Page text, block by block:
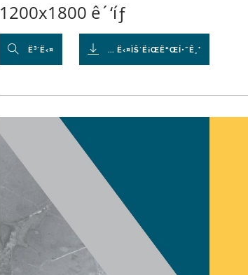
1200x1800 ê´‘íƒ
Ë³´Ë‹¤ ... Ë‹¤ÌŠ´Ë¡ŒË“ŒÍ•˜Ê¸°